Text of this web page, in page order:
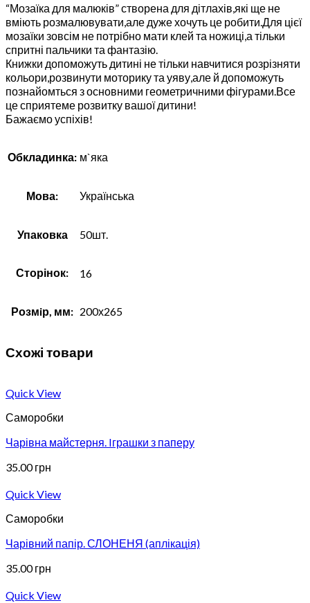
“Мозаїка для малюків” створена для дітлахів,які ще не
вміють розмалювувати,але дуже хочуть це робити.Для цієї
мозаїки зовсім не потрібно мати клей та ножиці,а тільки
спритні пальчики та фантазію.
Книжки допоможуть дитині не тільки навчитися розрізняти
кольори,розвинути моторику та уяву,але й допоможуть
познайомться з основними геометричними фігурами.Все
це сприятеме розвитку вашої дитини!
Бажаємо успіхів!
Обкладинка: м`яка
Мова: Українська
Упаковка 50шт.
Сторінок: 16
Розмiр, мм: 200х265
Схожі товари
Quick View
Саморобки
Чарівна майстерня. Iграшки з паперу
35.00грн
Quick View
Саморобки
Чарівний папір. СЛОНЕНЯ (аплікація)
35.00грн
Quick View